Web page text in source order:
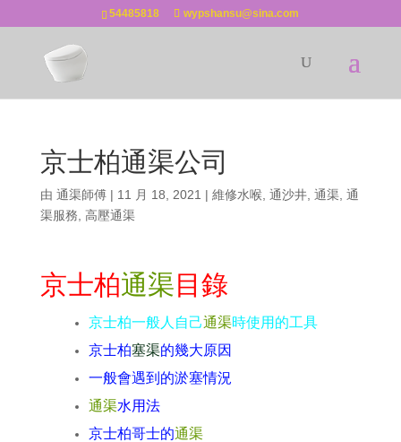
54485818 wypshansu@sina.com
京士柏通渠公司
由 通渠師傅| 11 月 18, 2021 | 維修水喉, 通沙井, 通渠, 通
渠服務 高壓通渠
京士柏通渠目錄
京士柏一般人自己通渠時使用的工具
京士柏塞渠的幾大原因
一般會遇到的淤塞情況
通渠水用法
京士柏哥士的通渠